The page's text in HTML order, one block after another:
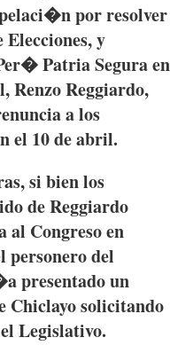
porresolver
Elecciones, y
Patria Segura en
, Renzo Reggiardo,
a los
el 10 de abril.
si bienlos
deReggiardo
al Congresoen
personerodel
presentadoun
Chiclayosolicitando
el Legislativo.